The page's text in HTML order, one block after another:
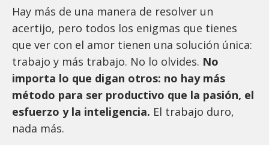
Hay más de una manera de resolver un
acertijo, pero todos los enigmas que tienes
que ver con el amor tienen una solución única:
trabajo y más trabajo. No lo olvides. No
importa lo que digan otros: no hay más
método para ser productivo que la pasión, el
esfuerzo y la inteligencia. El trabajo duro,
nada más.